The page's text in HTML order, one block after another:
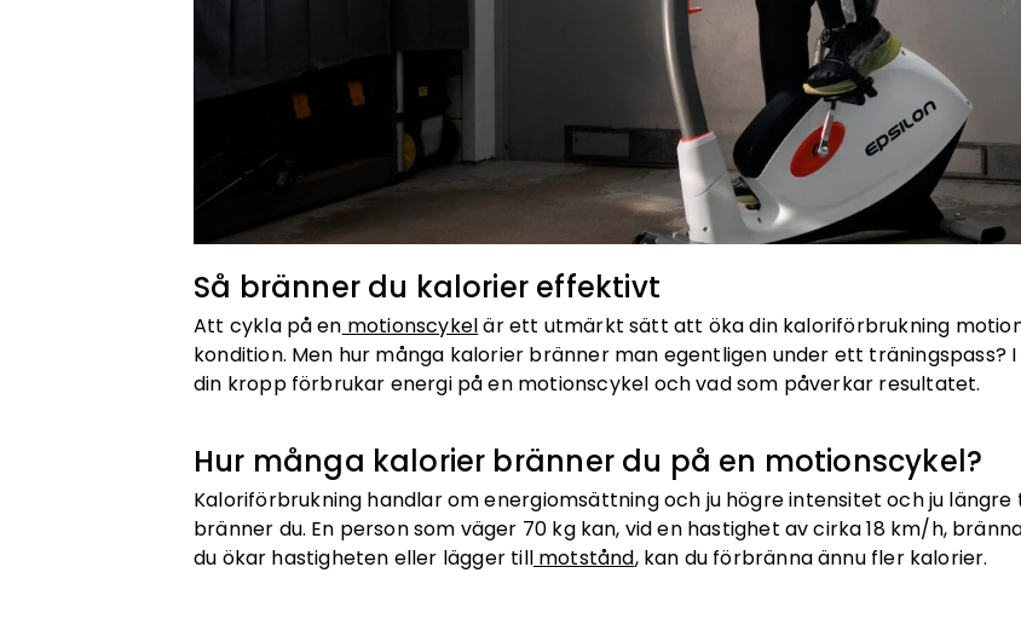
Så bränner du kalorier effektivt
Att cykla på en motionscykelär ett utmärkt sätt att öka din kaloriförbrukning
kondition. Men hur många kalorier bränner man egentligen under ett träningspass?
din kropp förbrukar energi på en motionscykel och vad som påverkar resultatet.
Hur många kalorier bränner du på en motionscykel?
Kaloriförbrukning handlar om energiomsättning och ju högre intensitet och ju
bränner du. En person som väger 70 kg kan, vid en hastighet av cirka 18 km/h,
du ökar hastigheten eller lägger tillmotstånd, kan du förbränna ännu fler kalorier.